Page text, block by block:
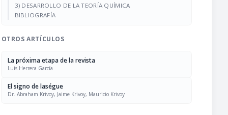
3) DESARROLLO DE LA TEORÍA QUÍMICA
BIBLIOGRAFÍA
OTROS ARTÍCULOS
La próxima etapa de la revista
Luis Herrera García
El signo de laségue
Dr. Abraham Krivoy, Jaime Krivoy, Mauricio Krivoy